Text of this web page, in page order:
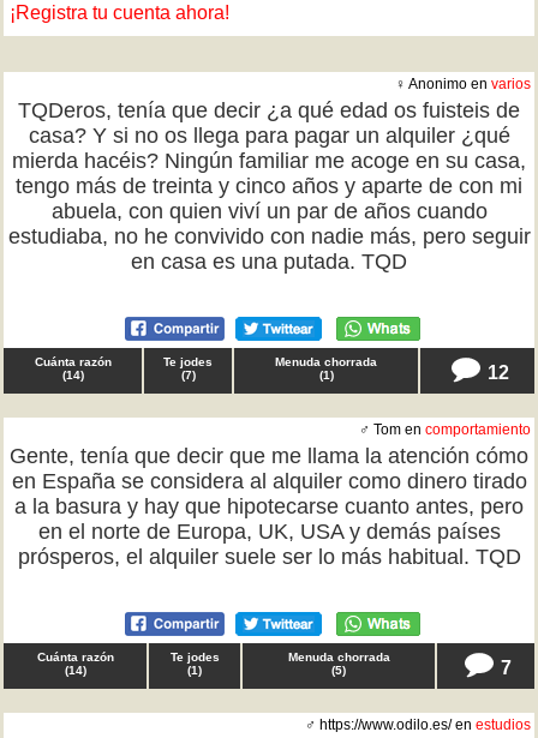
¡Registra tu cuenta ahora!
♀ Anonimo en varios
TQDeros, tenía que decir ¿a qué edad os fuisteis de
casa? Y si no os llega para pagar un alquiler ¿qué
mierda hacéis? Ningún familiar me acoge en su casa,
tengo más de treinta y cinco años y aparte de con mi
abuela, con quien viví un par de años cuando
estudiaba, no he convivido con nadie más, pero seguir
en casa es una putada. TQD
Cuánta razón
(14)
Te jodes
(7)
Menuda chorrada
(1) 12
♂ Tom en comportamiento
Gente, tenía que decir que me llama la atención cómo
en España se considera al alquiler como dinero tirado
a la basura y hay que hipotecarse cuanto antes, pero
en el norte de Europa, UK, USA y demás países
prósperos, el alquiler suele ser lo más habitual. TQD
Cuánta razón
(14)
Te jodes
(1)
Menuda chorrada
(5) 7
♂ https://www.odilo.es/ en estudios